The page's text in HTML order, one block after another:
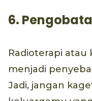
6.
Radioterapi atau
menjadi
Jadi, jangan